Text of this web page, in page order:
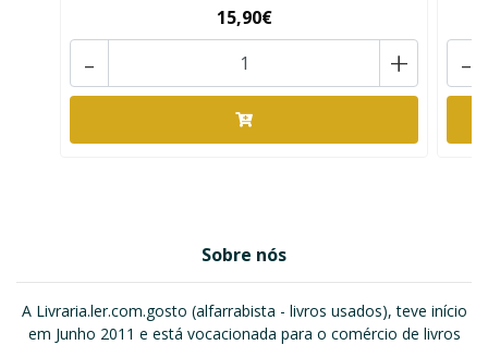
15,90€
+
- -
Sobre nós
A Livraria.ler.com.gosto (alfarrabista - livros usados), teve início
em Junho 2011 e está vocacionada para o comércio de livros